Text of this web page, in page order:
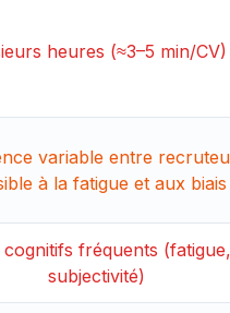
heures (≈3–5 min/CV)
variable entre
à la fatigue et aux biais
cognitifs fréquents (fatigue,
subjectivité)